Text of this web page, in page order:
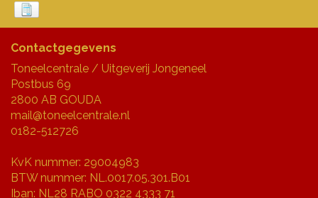
Contactgegevens
Toneelcentrale / Uitgeverij Jongeneel
Postbus 69
2800 AB GOUDA
mail@toneelcentrale.nl
0182-512726
KvK nummer: 29004983
BTW nummer: NL.0017.05.301.B01
Iban: NL28 RABO 0322 4333 71